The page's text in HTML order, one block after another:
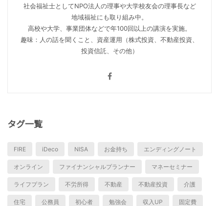
社会福祉士としてNPO法人の理事や大学校友会の理事長など
地域福祉にも取り組み中。
高校や大学、事業団体などで年100回以上の講演を実施。
趣味：人の話を聞くこと、資産運用（株式投資、不動産投資、
投資信託、その他）
タグ一覧
FIRE iDeco NISA お金持ち エンディングノート
オンライン ファイナンシャルプランナー マネーセミナー
ライフプラン 不労所得 不動産 不動産投資 介護
住宅 公務員 初心者 勉強会 収入UP 固定費